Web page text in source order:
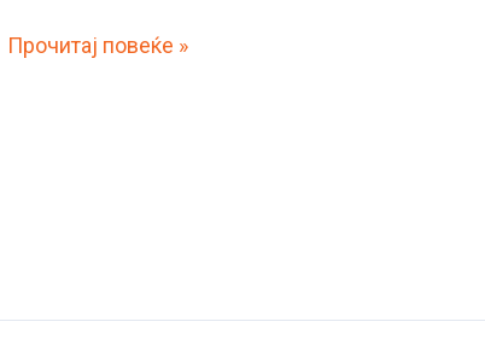
Почина
Прочитај повеќе »